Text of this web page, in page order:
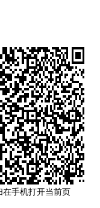
在手机打开当前页